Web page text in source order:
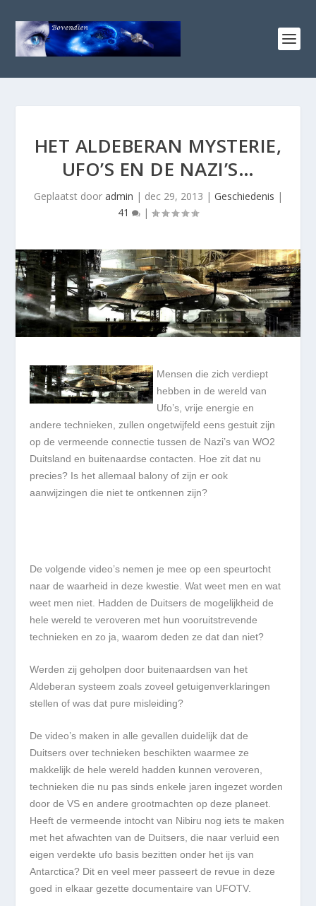
HET ALDEBERAN MYSTERIE,
UFO’S EN DE NAZI’S…
Geplaatst door admin | dec 29, 2013 | Geschiedenis |
41
|
Mensen die zich verdiept
hebben in de wereld van
Ufo’s, vrije energie en
andere technieken, zullen ongetwijfeld eens gestuit zijn
op de vermeende connectie tussen de Nazi’s van WO2
Duitsland en buitenaardse contacten. Hoe zit dat nu
precies? Is het allemaal balony of zijn er ook
aanwijzingen die niet te ontkennen zijn?
De volgende video’s nemen je mee op een speurtocht
naar de waarheid in deze kwestie. Wat weet men en wat
weet men niet. Hadden de Duitsers de mogelijkheid de
hele wereld te veroveren met hun vooruitstrevende
technieken en zo ja, waarom deden ze dat dan niet?
Werden zij geholpen door buitenaardsen van het
Aldeberan systeem zoals zoveel getuigenverklaringen
stellen of was dat pure misleiding?
De video’s maken in alle gevallen duidelijk dat de
Duitsers over technieken beschikten waarmee ze
makkelijk de hele wereld hadden kunnen veroveren,
technieken die nu pas sinds enkele jaren ingezet worden
door de VS en andere grootmachten op deze planeet.
Heeft de vermeende intocht van Nibiru nog iets te maken
met het afwachten van de Duitsers, die naar verluid een
eigen verdekte ufo basis bezitten onder het ijs van
Antarctica? Dit en veel meer passeert de revue in deze
goed in elkaar gezette documentaire van UFOTV.